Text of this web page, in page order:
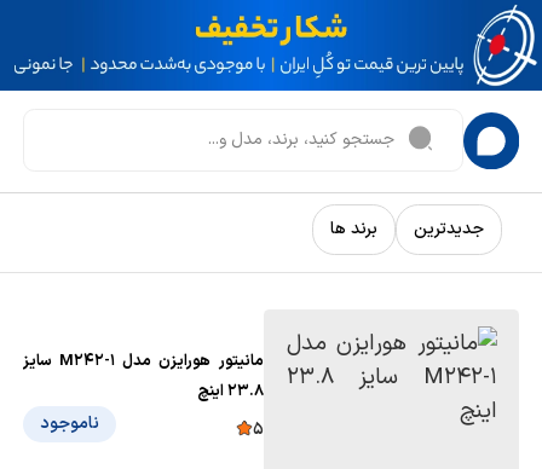
جدیدترین برند ها
مانیتور هورایزن مدل M242-1 سایز
23.8 اینچ
5 ناموجود